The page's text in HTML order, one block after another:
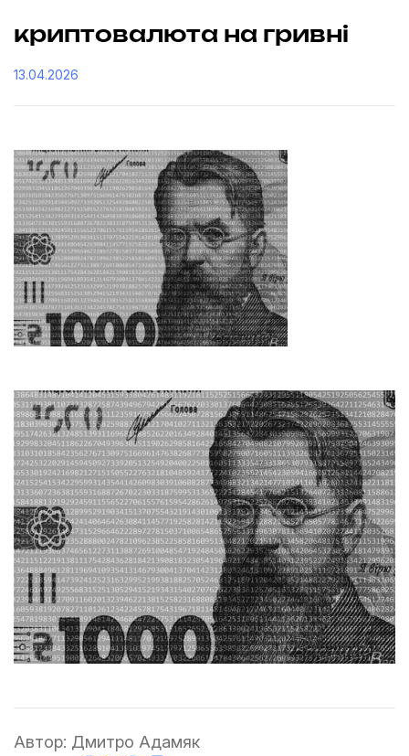
криптовалюта на гривні
13.04.2026
Автор: Дмитро Адамяк